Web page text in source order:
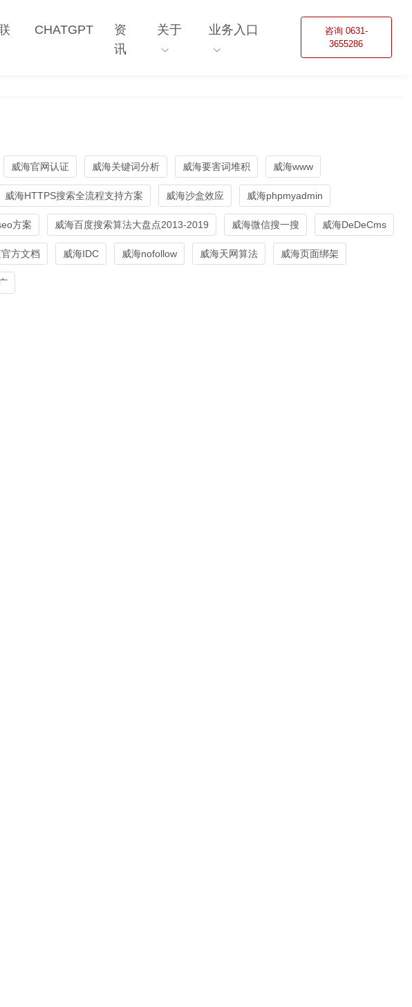
CHATGPT
资
讯
关于 业务入口
咨询 0631-
3655286
威海官网认证 威海关键词分析 威海要害词堆积 威海www
威海HTTPS搜索全流程支持方案 威海沙盒效应 威海phpmyadmin
方案 威海百度搜索算法大盘点2013-2019 威海微信搜一搜 威海DeDeCms
方文档 威海IDC 威海nofollow 威海天网算法 威海页面绑架